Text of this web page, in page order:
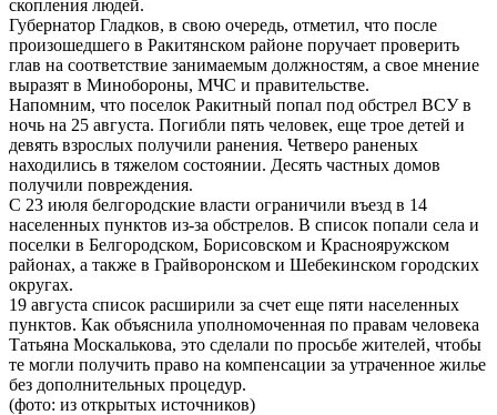
скопления людей.
Губернатор Гладков, в свою очередь, отметил, что после
произошедшего в Ракитянском районе поручает проверить
глав на соответствие занимаемым должностям, а свое мнение
выразят в Минобороны, МЧС и правительстве.
Напомним, что поселок Ракитный попал под обстрел ВСУ в
ночь на 25 августа. Погибли пять человек, еще трое детей и
девять взрослых получили ранения. Четверо раненых
находились в тяжелом состоянии. Десять частных домов
получили повреждения.
С 23 июля белгородские власти ограничили въезд в 14
населенных пунктов из-за обстрелов. В список попали села и
поселки в Белгородском, Борисовском и Краснояружском
районах, а также в Грайворонском и Шебекинском городских
округах.
19 августа список расширили за счет еще пяти населенных
пунктов. Как объяснила уполномоченная по правам человека
Татьяна Москалькова, это сделали по просьбе жителей, чтобы
те могли получить право на компенсации за утраченное жилье
без дополнительных процедур.
(фото: из открытых источников)